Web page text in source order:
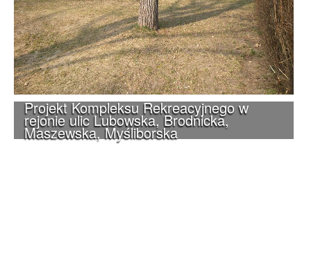
Projekt Kompleksu Rekreacyjnego w
rejonie ulic Lubowska, Brodnicka,
Maszewska, Myśliborska